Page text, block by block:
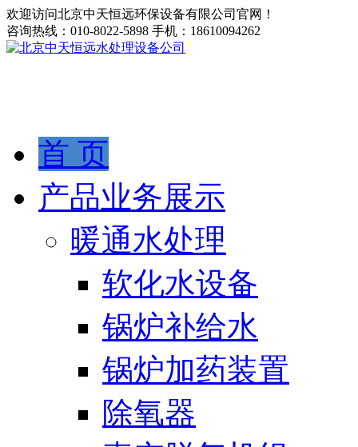
欢迎访问北京中天恒远环保设备有限公司官网！
咨询热线： 010-8022-5898 手机： 18610094262
首 页
产品业务展示
暖通水处理
软化水设备
锅炉补给水
锅炉加药装置
除氧器